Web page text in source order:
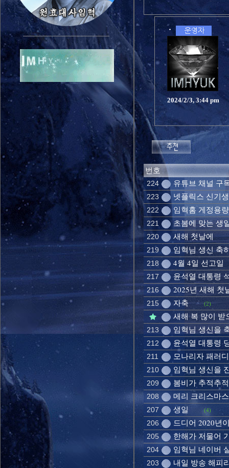
2024/2/3, 3:44 pm
번호
224 유튜브 채널 구
223 넷플릭스 신기
222 임혁홈 게정용량
221 초봄에 맞는 생
220 새해 첫날에
219 임혁님 생신 축
218 4월 4일 선고일
217 윤석열 대통령
216 2025년 새해 첫
215 자축 (2)
새해 복 많이 받
213 임혁님 생신을
212 윤석열 대통령
211 모나리자 패러디
210 임혁님 생신을
209 봄비가 추적추
208 메리 크리스마
207 생일 (4)
206 드디어 2020년
205 한해가 저물어
204 임혁님 네이버
203 내일 방송 해피